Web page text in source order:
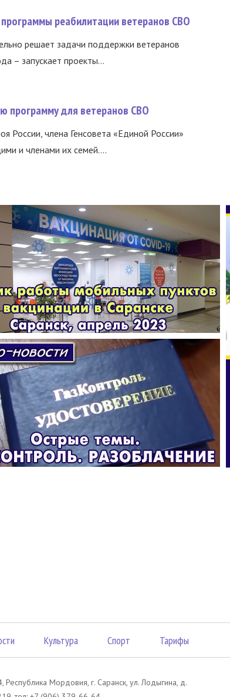
реабилитации ветеранов СВО
решает задачи поддержки ветеранов
– запускает проекты...
программу для ветеранов СВО
России, члена Генсовета «Единой России»
и членами их семей....
Культура Спорт Тарифы
Республика Мордовия, г. Саранск, ул. Лодыгина, д.